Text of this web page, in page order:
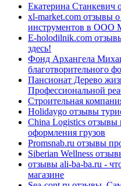
Екатерина Станкевич
xl-market.com отзывы
инструментов в ООО
E-holodilnik.com
здесь!
Фонд Архангела
благотворительного
Пансионат Дерево
Профессиональной
Строительная
Holidaygo отзывы
China Logistics отзывы
оформления грузов
Promsnab.ru отзывы
Siberian Wellness
отзывы ali-ba-ba.ru -
магазине